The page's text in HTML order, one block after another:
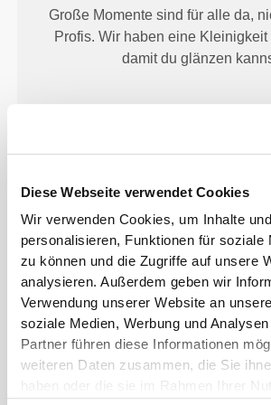
Diese Webseite verwendet Cookies
Wir verwenden Cookies, um Inhalte
personalisieren, Funktionen für soziale
zu können und die Zugriffe auf unsere
analysieren. Außerdem geben wir
Verwendung unserer Website an
soziale Medien, Werbung und
Partner führen diese Informationen
weiteren Daten zusammen, die Sie
haben oder die sie im Rahmen Ihrer
Große Momente sind für alle da,
Profis. Wir haben eine Kleinigkeit
damit du glänzen
Bequem geschnitten und leicht
das Gefühl hast, überhaupt